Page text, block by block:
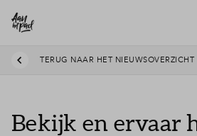
TERUG NAAR HET NIEUWSOVERZICHT
Bekijk en ervaar